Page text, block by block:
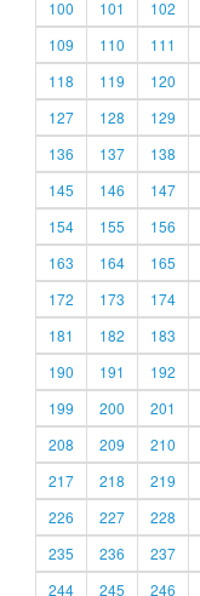
100
101 102
109
110 111
118
119 120
127
128 129
136
137 138
145
146 147
154
155 156
163
164 165
172
173 174
181
182 183
190
191 192
199
200 201
208
209 210
217
218 219
226
227 228
235
236 237
244
245 246